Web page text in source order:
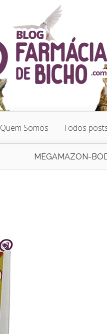
Quem Somos Todos
MEGAMAZON-